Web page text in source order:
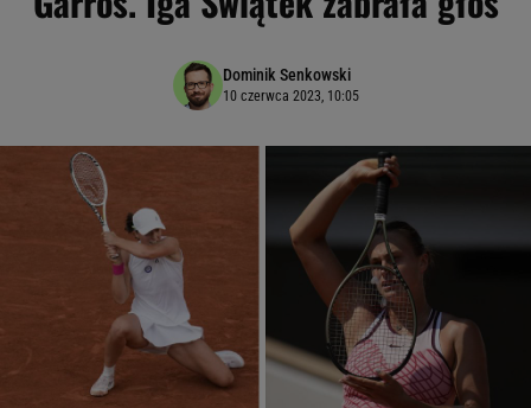
Dominik Senkowski
10 czerwca 2023, 10:05